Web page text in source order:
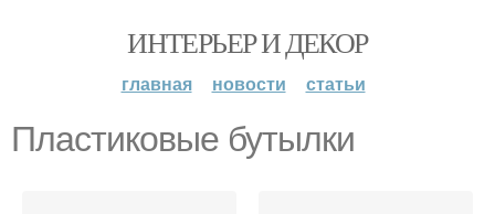
ИНТЕРЬЕР И ДЕКОР
главная новости статьи
Пластиковые бутылки